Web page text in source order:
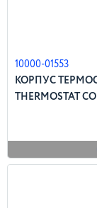
10000-01553
КОРПУС
THERMOSTAT